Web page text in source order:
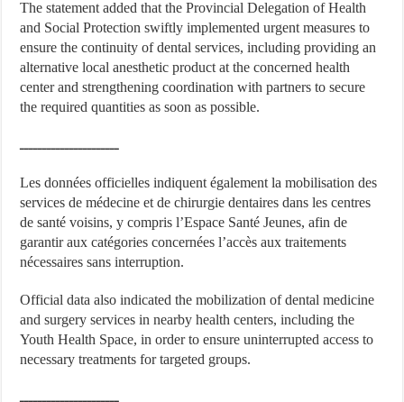
The statement added that the Provincial Delegation of Health
and Social Protection swiftly implemented urgent measures to
ensure the continuity of dental services, including providing an
alternative local anesthetic product at the concerned health
center and strengthening coordination with partners to secure
the required quantities as soon as possible.
ــــــــــــــــــــــ
Les données officielles indiquent également la mobilisation des
services de médecine et de chirurgie dentaires dans les centres
de santé voisins, y compris l’Espace Santé Jeunes, afin de
garantir aux catégories concernées l’accès aux traitements
nécessaires sans interruption.
Official data also indicated the mobilization of dental medicine
and surgery services in nearby health centers, including the
Youth Health Space, in order to ensure uninterrupted access to
necessary treatments for targeted groups.
ــــــــــــــــــــــ